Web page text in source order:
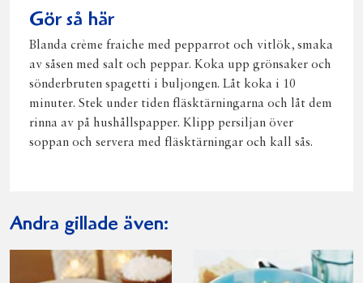
Gör så här
Blanda crème fraiche med pepparrot och vitlök, smaka
av såsen med salt och peppar. Koka upp grönsaker och
sönderbruten spagetti i buljongen. Låt koka i 10
minuter. Stek under tiden fläsktärningarna och låt dem
rinna av på hushållspapper. Klipp persiljan över
soppan och servera med fläsktärningar och kall sås.
Andra gillade även: